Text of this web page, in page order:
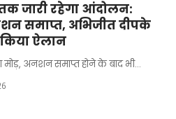
तक जारी रहेगा आंदोलन:
समाप्त, अभिजीत दीपके
ऐलान
अनशन समाप्त होने के बाद भी…